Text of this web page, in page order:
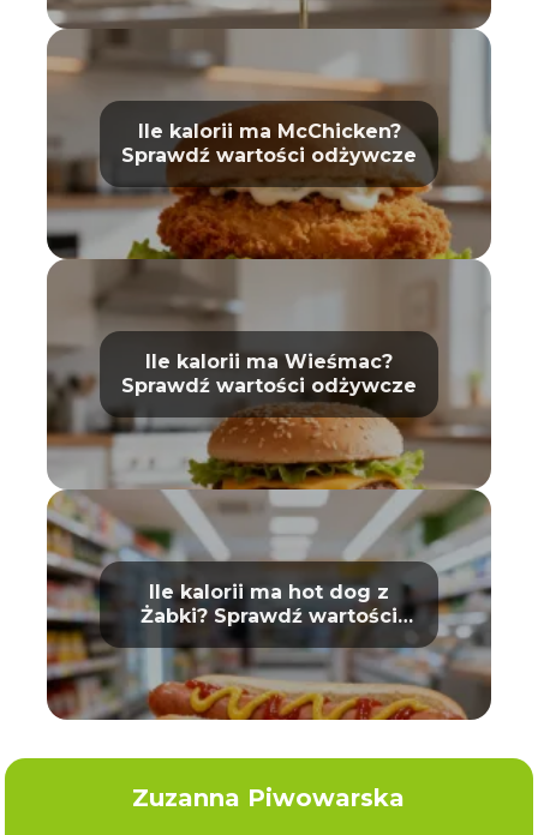
Ile kalorii ma McChicken?
Sprawdź wartości odżywcze
Ile kalorii ma Wieśmac?
Sprawdź wartości odżywcze
Ile kalorii ma hot dog z
Żabki? Sprawdź wartości
odżywcze
Zuzanna Piwowarska